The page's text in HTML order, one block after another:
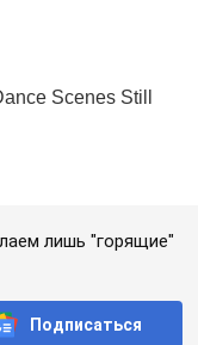
лишь "горящие"
Подписаться